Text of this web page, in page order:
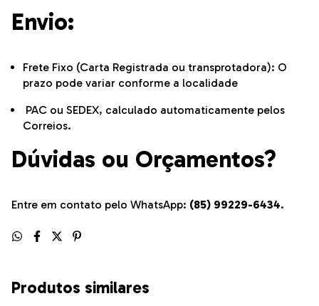
Envio:
Frete Fixo (Carta Registrada ou transprotadora): O
prazo pode variar conforme a localidade
PAC ou SEDEX, calculado automaticamente pelos
Correios.
Dúvidas ou Orçamentos?
Entre em contato pelo WhatsApp: (85) 99229-6434.
Produtos similares